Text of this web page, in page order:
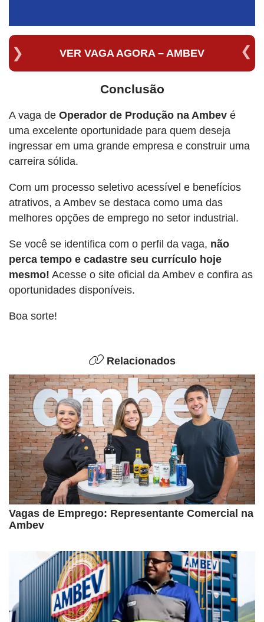
VER VAGA AGORA – AMBEV
Conclusão
A vaga de Operador de Produção na Ambev é
uma excelente oportunidade para quem deseja
ingressar em uma grande empresa e construir uma
carreira sólida.
Com um processo seletivo acessível e benefícios
atrativos, a Ambev se destaca como uma das
melhores opções de emprego no setor industrial.
Se você se identifica com o perfil da vaga, não
perca tempo e cadastre seu currículo hoje
mesmo! Acesse o site oficial da Ambev e confira as
oportunidades disponíveis.
Boa sorte!
Relacionados
Vagas de Emprego: Representante Comercial na
Ambev